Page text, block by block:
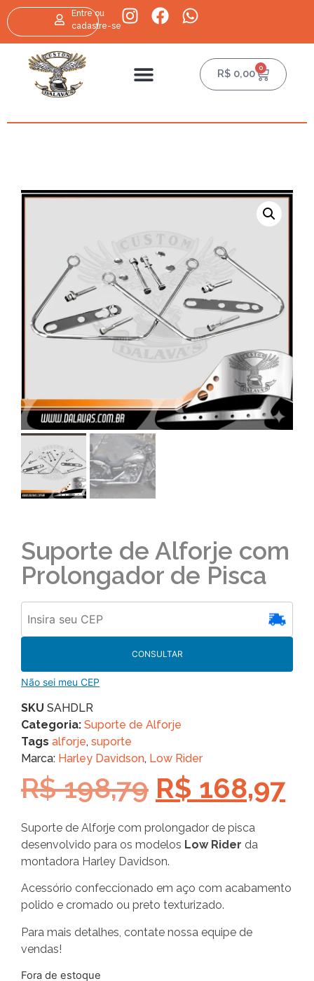
Entre ou
cadastre-se
R$ 0,00 0
Suporte de Alforje com
Prolongador de Pisca
CONSULTAR
Não sei meu CEP
SKU SAHDLR
Categoria: Suporte de Alforje
Tags alforje, suporte
Marca: Harley Davidson, Low Rider
R$198,79 R$ 168,97
Suporte de Alforje com prolongador de pisca
desenvolvido para os modelos Low Rider da
montadora Harley Davidson.
Acessório confeccionado em aço com acabamento
polido e cromado ou preto texturizado.
Para mais detalhes, contate nossa equipe de
vendas!
Fora de estoque